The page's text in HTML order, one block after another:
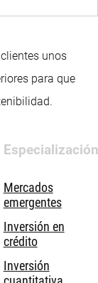
unos
para que
Especialización
Mercados
emergentes
Inversión en
crédito
Inversión